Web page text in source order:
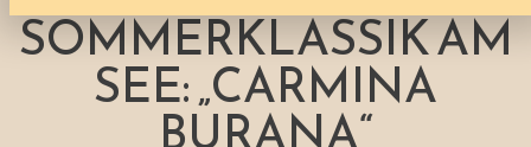
SOMMERKLASSIK AM
SEE: „CARMINA
BURANA“